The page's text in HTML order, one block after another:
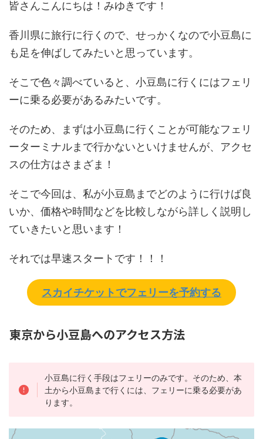
皆さんこんにちは！みゆきです！
香川県に旅行に行くので、せっかくなので小豆島に
も足を伸ばしてみたいと思っています。
そこで色々調べていると、小豆島に行くにはフェリ
ーに乗る必要があるみたいです。
そのため、まずは小豆島に行くことが可能なフェリ
ーターミナルまで行かないといけませんが、アクセ
スの仕方はさまざま！
そこで今回は、私が小豆島までどのように行けば良
いか、価格や時間などを比較しながら詳しく説明し
ていきたいと思います！
それでは早速スタートです！！！
スカイチケットでフェリーを予約する
東京から小豆島へのアクセス方法
小豆島に行く手段はフェリーのみです。そのため、本
土から小豆島まで行くには、フェリーに乗る必要があ
ります。